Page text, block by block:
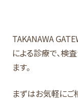
TAKANAWA
による診療で、検
ます。
まずはお気軽にご